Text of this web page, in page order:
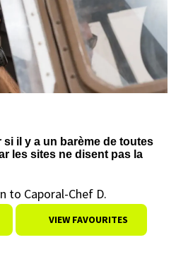
il y a un barème de toutes
les sites ne disent pas la
to Caporal-Chef D.
VIEW FAVOURITES